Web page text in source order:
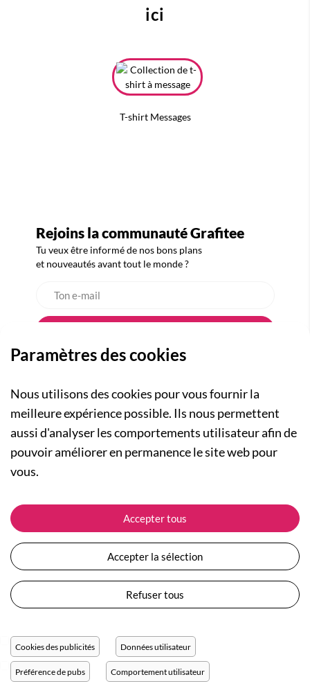
ici
T-shirt Messages
Rejoins la communauté Grafitee
Tu veux être informé de nos bons plans
et nouveautés avant tout le monde ?
A PROPOS
Qui sommes-nous ?
Actualités
Nos engagements
Plan du site
Devenir revendeur
Collection Femme
Collection Enfants
Les Totebags
Nos différents thèmes
ASSISTANCE
Suivre ma commande
Expédition et livraison
Retour et remboursement
Moyens de paiement
Questions / Réponses
Conditions générales de vente
Protection des données personnelles
Réglage des cookies
Paramètres des cookies
Nous utilisons des cookies pour vous fournir la
meilleure expérience possible. Ils nous permettent
aussi d'analyser les comportements utilisateur afin de
pouvoir améliorer en permanence le site web pour
vous.
Accepter tous
Accepter la sélection
Refuser tous
Cookies des publicités Données utilisateur
Préférence de pubs Comportement utilisateur